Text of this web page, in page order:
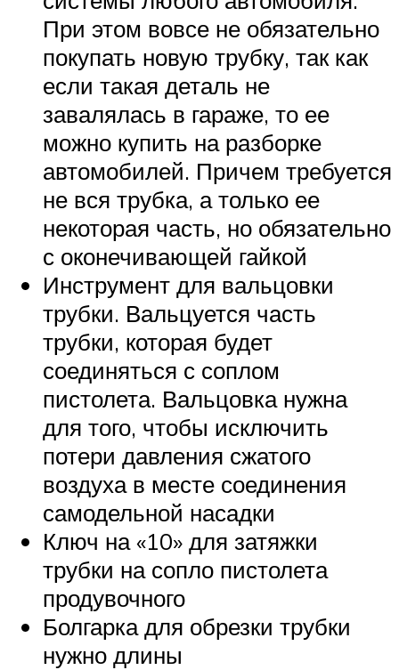
При этом вовсе не обязательно
покупать новую трубку, так как
если такая деталь не
завалялась в гараже, то ее
можно купить на разборке
автомобилей. Причем требуется
не вся трубка, а только ее
некоторая часть, но обязательно
с оконечивающей гайкой
Инструмент для вальцовки
трубки. Вальцуется часть
трубки, которая будет
соединяться с соплом
пистолета. Вальцовка нужна
для того, чтобы исключить
потери давления сжатого
воздуха в месте соединения
самодельной насадки
Ключ на «10» для затяжки
трубки на сопло пистолета
продувочного
Болгарка для обрезки трубки
нужно длины